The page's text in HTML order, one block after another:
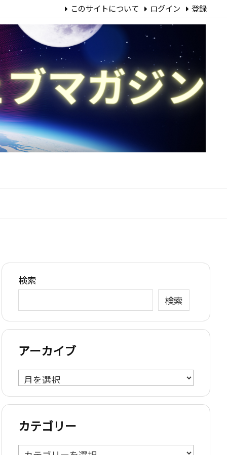
このサイトについて ログイン 登録
検索
検索
アーカイブ
ア
ー
カ
ブ
カテゴリー
カ